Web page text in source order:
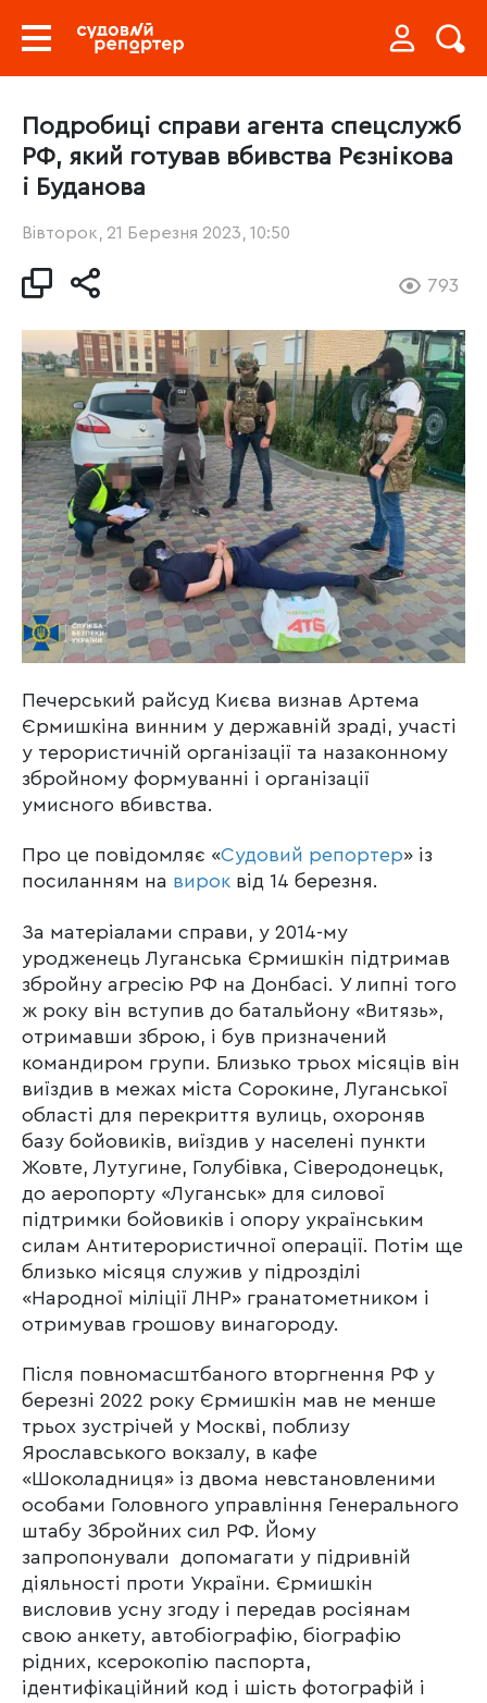
Подробиці справи агента спецслужб
РФ, який готував вбивства Рєзнікова
і Буданова
Вівторок, 21 Березня 2023, 10:50
793
Печерський райсуд Києва визнав Артема
Єрмишкіна винним у державній зраді, участі
у терористичній організації та назаконному
збройному формуванні і організації
умисного вбивства.
Про це повідомляє «Судовий репортер» із
посиланням на вирок від 14 березня.
За матеріалами справи, у 2014-му
уродженець Луганська Єрмишкін підтримав
збройну агресію РФ на Донбасі. У липні того
ж року він вступив до батальйону «Витязь»,
отримавши зброю, і був призначений
командиром групи. Близько трьох місяців він
виїздив в межах міста Сорокине, Луганської
області для перекриття вулиць, охороняв
базу бойовиків, виїздив у населені пункти
Жовте, Лутугине, Голубівка, Сіверодонецьк,
до аеропорту «Луганськ» для силової
підтримки бойовиків і опору українським
силам Антитерористичної операції. Потім ще
близько місяця служив у підрозділі
«Народної міліції ЛНР» гранатометником і
отримував грошову винагороду.
Після повномасштбаного вторгнення РФ у
березні 2022 року Єрмишкін мав не менше
трьох зустрічей у Москві, поблизу
Ярославського вокзалу, в кафе
«Шоколадниця» із двома невстановленими
особами Головного управління Генерального
штабу Збройних сил РФ. Йому
запропонували допомагати у підривній
діяльності проти України. Єрмишкін
висловив усну згоду і передав росіянам
свою анкету, автобіографію, біографію
рідних, ксерокопію паспорта,
ідентифікаційний код і шість фотографій і